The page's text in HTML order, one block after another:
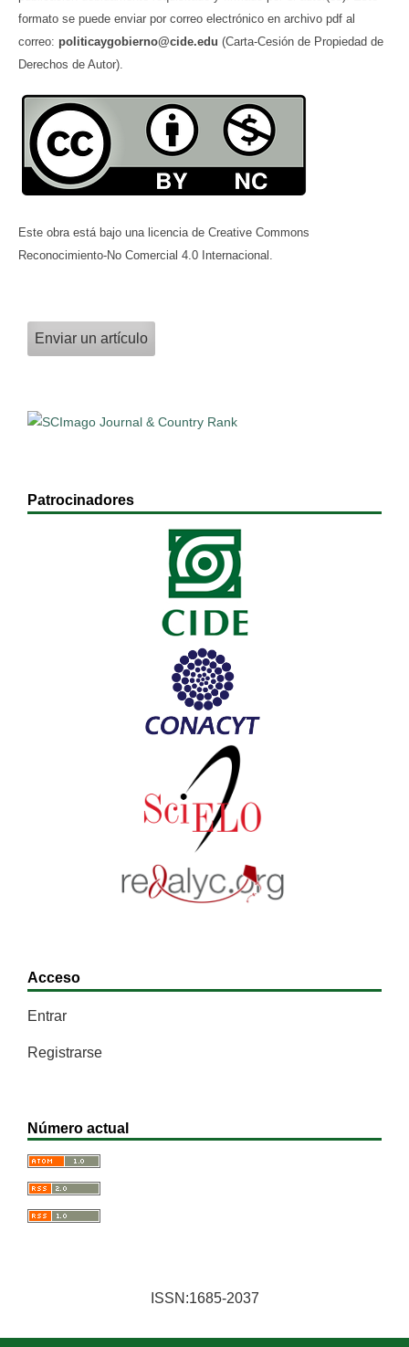
formato se puede enviar por correo electrónico en archivo pdf al
correo: politicaygobierno@cide.edu (Carta-Cesión de Propiedad de
Derechos de Autor).
Este obra está bajo una licencia de Creative Commons
Reconocimiento-No Comercial 4.0 Internacional.
Enviar un artículo
Patrocinadores
Acceso
Entrar
Registrarse
Número actual
ISSN:1685-2037